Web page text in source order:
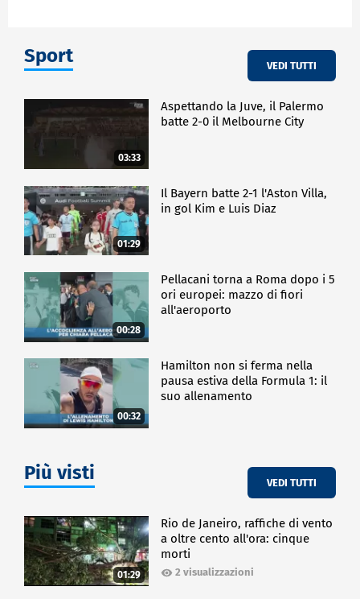
Sport VEDI TUTTI
03:33
Aspettando la Juve, il Palermo
batte 2-0 il Melbourne City
01:29
Il Bayern batte 2-1 l'Aston Villa,
in gol Kim e Luis Diaz
00:28
Pellacani torna a Roma dopo i 5
ori europei: mazzo di fiori
all'aeroporto
00:32
Hamilton non si ferma nella
pausa estiva della Formula 1: il
suo allenamento
Più visti VEDI TUTTI
01:29
Rio de Janeiro, raffiche di vento
a oltre cento all'ora: cinque
morti
2 visualizzazioni